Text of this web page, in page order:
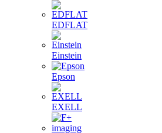
EDFLAT
Einstein
Epson
EXELL